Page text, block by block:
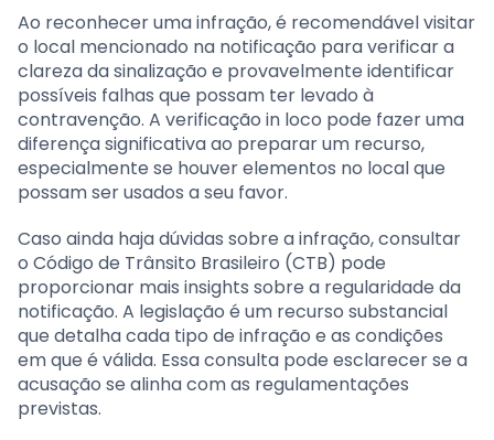
Ao reconhecer uma infração, é recomendável visitar
o local mencionado na notificação para verificar a
clareza da sinalização e provavelmente identificar
possíveis falhas que possam ter levado à
contravenção. A verificação in loco pode fazer uma
diferença significativa ao preparar um recurso,
especialmente se houver elementos no local que
possam ser usados a seu favor.
Caso ainda haja dúvidas sobre a infração, consultar
o Código de Trânsito Brasileiro (CTB) pode
proporcionar mais insights sobre a regularidade da
notificação. A legislação é um recurso substancial
que detalha cada tipo de infração e as condições
em que é válida. Essa consulta pode esclarecer se a
acusação se alinha com as regulamentações
previstas.